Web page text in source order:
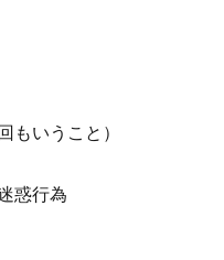
もいうこと）
惑行為